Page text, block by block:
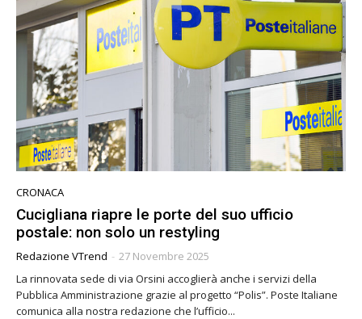
CRONACA
Cucigliana riapre le porte del suo ufficio
postale: non solo un restyling
Redazione VTrend - 27 Novembre 2025
La rinnovata sede di via Orsini accoglierà anche i servizi della
Pubblica Amministrazione grazie al progetto “Polis”. Poste Italiane
comunica alla nostra redazione che l’ufficio...